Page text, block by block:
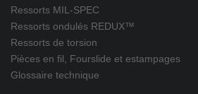
Ressorts MIL-SPEC
Ressorts ondulés REDUX™
Ressorts de torsion
Pièces en fil, Fourslide et estampages
Glossaire technique